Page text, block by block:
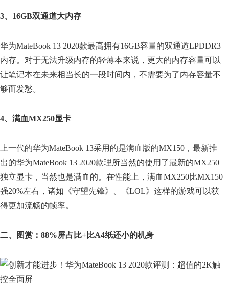
3、16GB双通道大内存
华为MateBook 13 2020款最高拥有16GB容量的双通道LPDDR3
内存。对于无法升级内存的轻薄本来说，更大的内存容量可以
让笔记本在未来相当长的一段时间内，不需要为了内存容量不
够而发愁。
4、满血MX250显卡
上一代的华为MateBook 13采用的是满血版的MX150，最新推
出的华为MateBook 13 2020款理所当然的使用了最新的MX250
独立显卡，当然也是满血的。在性能上，满血MX250比MX150
强20%左右，诸如《守望先锋》、《LOL》这样的游戏可以获
得更加流畅的帧率。
二、图赏：88%屏占比+比A4纸还小的机身